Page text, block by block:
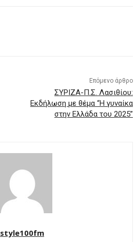
Επόμενο άρθρο
ΣΥΡΙΖΑ-Π.Σ. Λασιθίου:
Εκδήλωση με θέμα “Η γυναίκα
στην Ελλάδα του 2025”
style100fm